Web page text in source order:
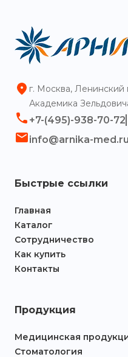
г. Москва, Ленинский
Академика
+7-(495)-938-70-72
info@arnika-med.ru
Быстрые ссылки
Главная
Каталог
Сотрудничество
Как купить
Контакты
Продукция
Медицинская
Стоматология